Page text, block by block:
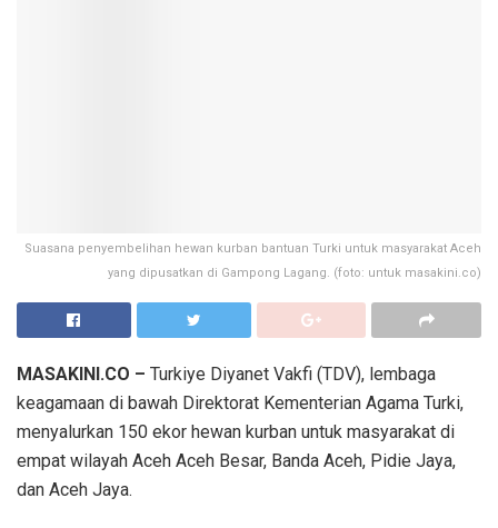
Suasana penyembelihan hewan kurban bantuan Turki untuk masyarakat Aceh
yang dipusatkan di Gampong Lagang. (foto: untuk masakini.co)
MASAKINI.CO – Turkiye Diyanet Vakfi (TDV), lembaga
keagamaan di bawah Direktorat Kementerian Agama Turki,
menyalurkan 150 ekor hewan kurban untuk masyarakat di
empat wilayah Aceh Aceh Besar, Banda Aceh, Pidie Jaya,
dan Aceh Jaya.